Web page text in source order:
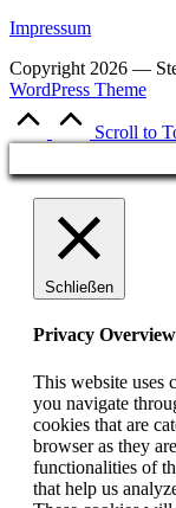
Impressum
Copyright 2026 —
WordPress Theme
Scroll to
Schließen
Privacy Overview
This website uses
you navigate
cookies that are
browser as they
functionalities of
that help us